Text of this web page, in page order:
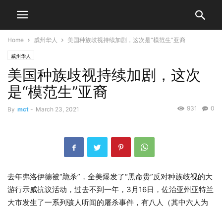
Home 威州华人 美国种族歧视持续加剧，这次是“模范生”亚裔
威州华人
美国种族歧视持续加剧，这次
是“模范生”亚裔
By mct - March 23, 2021 0
931
去年弗洛伊德被“跪杀”，全美爆发了“黑命贵”反对种族歧视的大
游行示威抗议活动，过去不到一年，3月16日，佐治亚州亚特兰
大市发生了一系列骇人听闻的屠杀事件，有八人（其中六人为